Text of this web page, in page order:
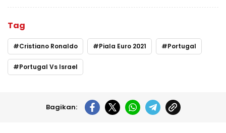
Tag
Cristiano Ronaldo Piala Euro 2021 Portugal
Portugal Vs Israel
Bagikan: